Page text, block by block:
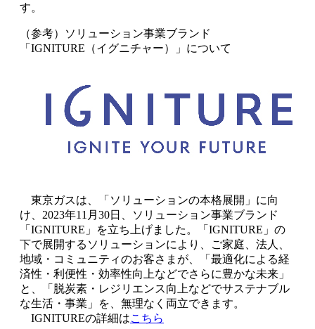
す。
（参考）ソリューション事業ブランド
「IGNITURE（イグニチャー）」について
東京ガスは、「ソリューションの本格展開」に向
け、2023年11月30日、ソリューション事業ブランド
「IGNITURE」を立ち上げました。「IGNITURE」の
下で展開するソリューションにより、ご家庭、法人、
地域・コミュニティのお客さまが、「最適化による経
済性・利便性・効率性向上などでさらに豊かな未来」
と、「脱炭素・レジリエンス向上などでサステナブル
な生活・事業」を、無理なく両立できます。
IGNITUREの詳細はこちら